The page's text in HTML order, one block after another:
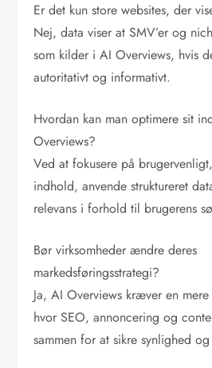
Er det kun store websites, der
Nej, data viser at SMV’er og
som kilder i AI Overviews, hvis
autoritativt og informativt.
Hvordan kan man optimere sit
Overviews?
Ved at fokusere på
indhold, anvende struktureret
relevans i forhold til brugerens
Bør virksomheder ændre deres
markedsføringsstrategi?
Ja, AI Overviews kræver en
hvor SEO, annoncering og
sammen for at sikre synlighed